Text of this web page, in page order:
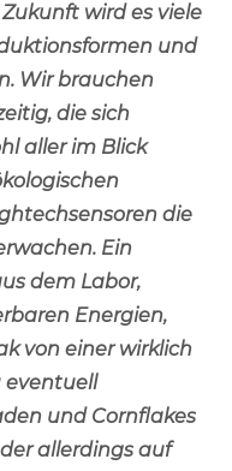
wird es viele
und
Wir brauchen
die sich
aller im Blick
die
Ein
dem Labor,
Energien,
von einer wirklich
eventuell
und Cornflakes
allerdings auf